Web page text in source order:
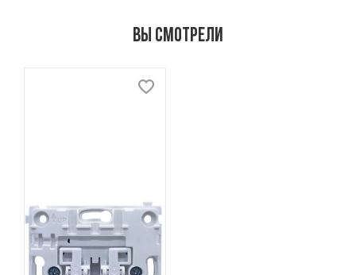
Вы смотрели